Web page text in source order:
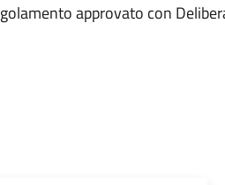
approvato con